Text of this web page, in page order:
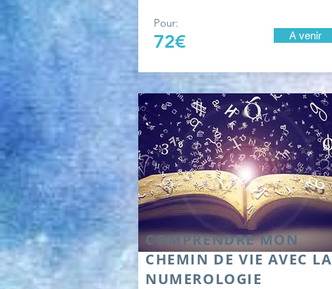
Pour:
72€ A venir
COMPRENDRE MON
CHEMIN DE VIE AVEC LA
NUMEROLOGIE